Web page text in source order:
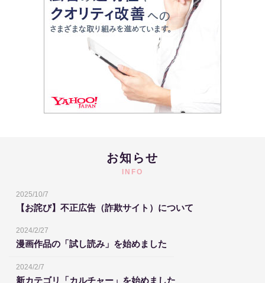
お知らせ
INFO
2025/10/7
【お詫び】不正広告（詐欺サイト）について
2024/2/27
漫画作品の「試し読み」を始めました
2024/2/7
新カテゴリ「カルチャー」を始めました